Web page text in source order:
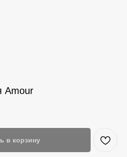
Amour
в корзину